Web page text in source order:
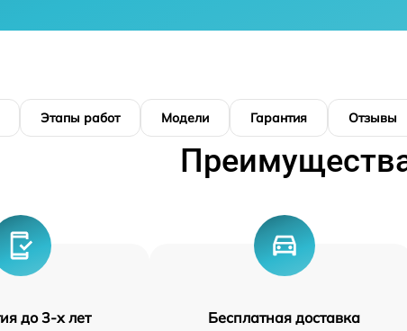
Этапы работ Модели Гарантия Отзывы
до 3-х лет Бесплатная доставка